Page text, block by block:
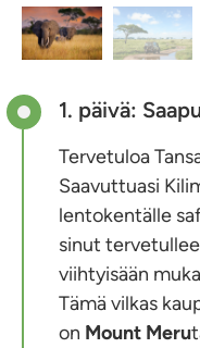
1. päivä:
Tervetuloa
Saavuttuasi
lentokentälle
sinut
viihtyisään
Tämä vilkas
on Mount Meru